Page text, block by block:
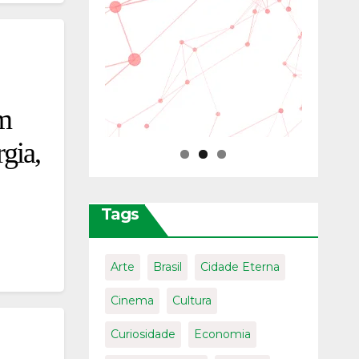
Tags
Arte Brasil Cidade Eterna
Cinema Cultura
Curiosidade Economia